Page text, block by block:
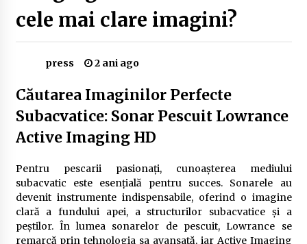
Delta Dunării
2 ani ago
Cele mai bune locuri pentru pescuitul crapului
2 ani ago
Cum să alegi firul de pescuit perfect pentru
2 ani ago
Uloga lokalne ekonomije u razvoju zajednice
2 ani ago
Cotele Dunării: Monitorizare și Prognoze
cele mai clare imagini?
press 2 ani ago
Căutarea Imaginilor Perfecte
Subacvatice: Sonar Pescuit Lowrance
Active Imaging HD
Pentru pescarii pasionați, cunoașterea mediului
subacvatic este esențială pentru succes. Sonarele au
devenit instrumente indispensabile, oferind o imagine
clară a fundului apei, a structurilor subacvatice și a
peștilor. În lumea sonarelor de pescuit, Lowrance se
remarcă prin tehnologia sa avansată, iar Active Imaging